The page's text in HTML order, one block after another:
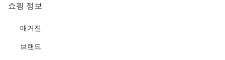
쇼핑 정보
매거진
브랜드